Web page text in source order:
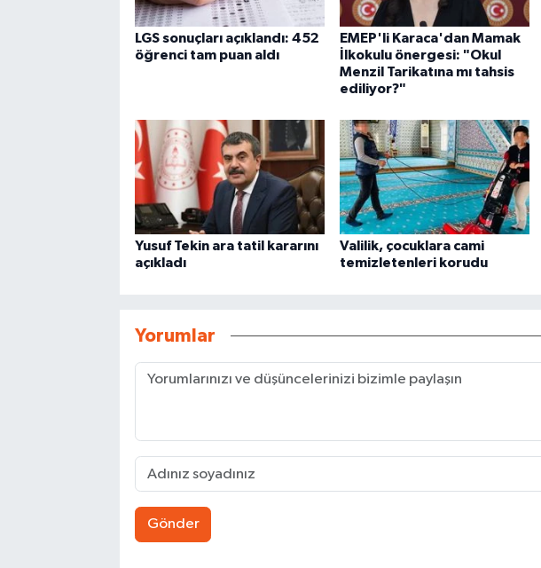
LGS sonuçları açıklandı: 452
öğrenci tam puan aldı
EMEP'li Karaca'dan Mamak
İlkokulu önergesi: "Okul
Menzil Tarikatına mı tahsis
ediliyor?"
Yusuf Tekin ara tatil kararını
açıkladı
Valilik, çocuklara cami
temizletenleri korudu
Yorumlar
Gönder